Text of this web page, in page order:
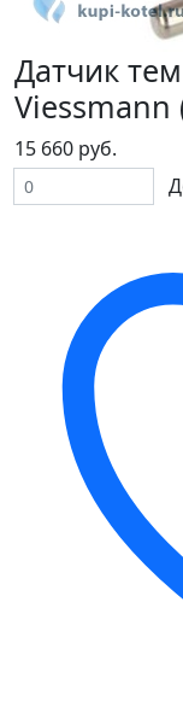
Датчик
Viessmann
15 660 руб.